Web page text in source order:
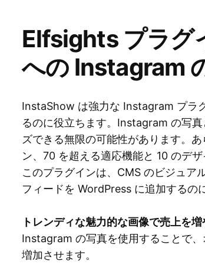
Elfsights プラグ
への Instagram
InstaShow は強力な Instagram プラ
るのに役立ちます。Instagram の写
ズできる無限の可能性があります。
ン、70 を超える適応機能と 10 のデ
このプラグインは、CMS のビジュ
フィードを WordPress に追加するの
トレンディな魅力的な画像で売上を
Instagram の写真を使用することで
増加させます。